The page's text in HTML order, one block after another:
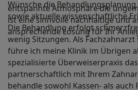
entspannte Atmosphäre die
ist eine sinnvolle nachhaltige und
ansprechende Lösung für Ihr
Wünsche die
sowie aktuelle wissenschaftliche
Die Behandlung erfolgt
wenig Sitzungen. Als
führe ich meine Klinik im Übrigen
spezialisierte Überweiserpraxis
partnerschaftlich mit Ihrem
behandle sowohl Kassen- als